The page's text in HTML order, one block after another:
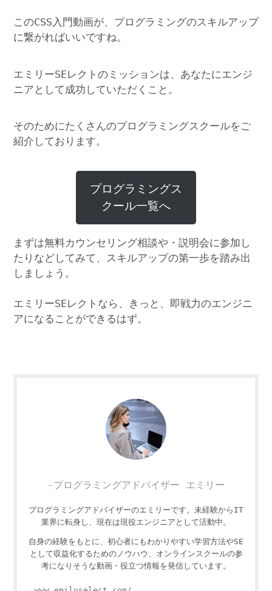
このCSS入門動画が、プログラミングのスキルアップ
に繋がればいいですね。
エミリーSEレクトのミッションは、あなたにエンジ
ニアとして成功していただくこと。
そのためにたくさんのプログラミングスクールをご
紹介しております。
プログラミングス
クール一覧へ
まずは無料カウンセリング相談や・説明会に参加し
たりなどしてみて、スキルアップの第一歩を踏み出
しましょう。
エミリーSEレクトなら、きっと、即戦力のエンジニ
アになることができるはず。
-プログラミングアドバイザー エミリー
プログラミングアドバイザーのエミリーです。未経験からIT
業界に転身し、現在は現役エンジニアとして活動中。
自身の経験をもとに、初心者にもわかりやすい学習方法やSE
として収益化するためのノウハウ、オンラインスクールの参
考になりそうな動画・役立つ情報を発信しています。